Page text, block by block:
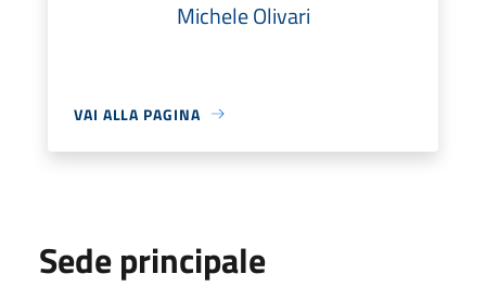
Michele Olivari
VAI ALLA PAGINA
Sede principale